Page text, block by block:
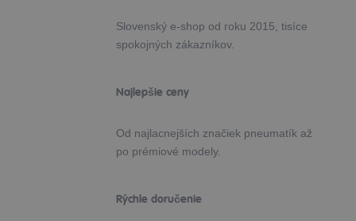
Slovenský e-shop od roku 2015, tisíce
spokojných zákazníkov.
Najlepšie ceny
Od najlacnejších značiek pneumatík až
po prémiové modely.
Rýchle doručenie